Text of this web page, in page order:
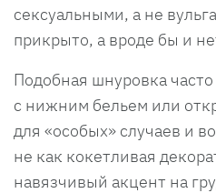
сексуальными, а не
прикрыто, а вроде бы и
Подобная шнуровка
с нижним бельем или
для «особых» случаев и
не как кокетливая
навязчивый акцент на